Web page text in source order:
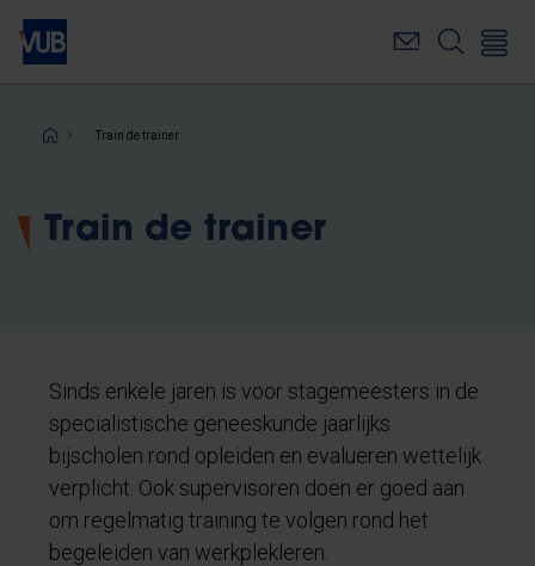
Overslaan
naar
inhoudKruimelpad
Train de trainer
Train de trainer
Sinds enkele jaren is voor stagemeesters in de
specialistische geneeskunde jaarlijks
bijscholen rond opleiden en evalueren wettelijk
verplicht. Ook supervisoren doen er goed aan
om regelmatig training te volgen rond het
begeleiden van werkplekleren.